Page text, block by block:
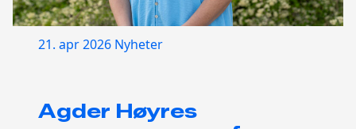
21. apr 2026 Nyheter
Agder Høyres